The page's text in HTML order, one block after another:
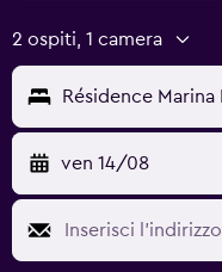
2 ospiti, 1 camera
Résidence Marina
ven 14/08